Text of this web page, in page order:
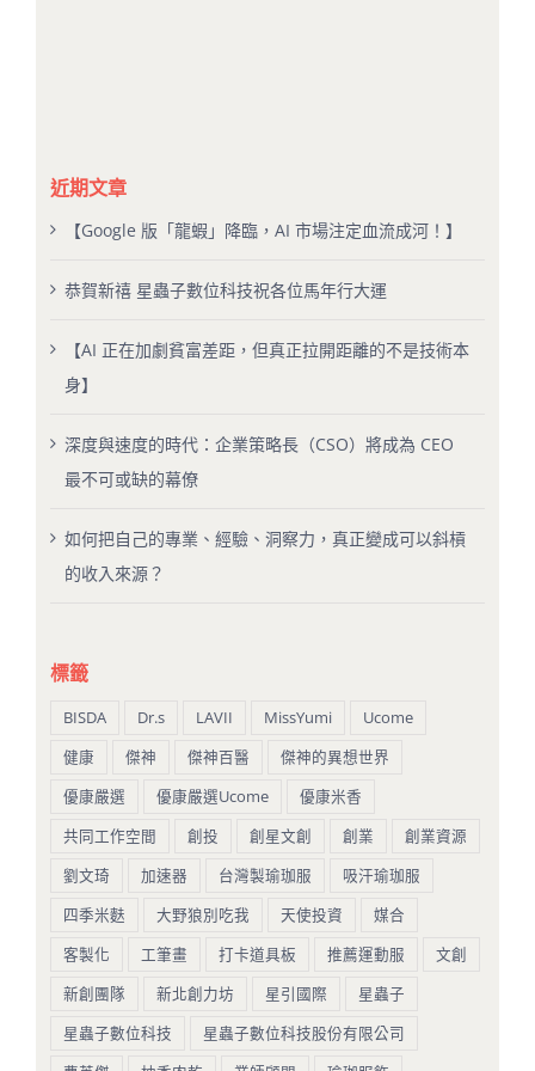
近期文章
【Google 版「龍蝦」降臨，AI 市場注定血流成河！】
恭賀新禧 星蟲子數位科技祝各位馬年行大運
【AI 正在加劇貧富差距，但真正拉開距離的不是技術本
身】
深度與速度的時代：企業策略長（CSO）將成為 CEO
最不可或缺的幕僚
如何把自己的專業、經驗、洞察力，真正變成可以斜槓
的收入來源？
標籤
BISDA Dr.s LAVII MissYumi
Ucome
健康
傑神 傑神百醫
傑神的異想世界
優康嚴選
優康嚴選Ucome
優康米香
共同工作空間
創投 創星文創 創業
創業資源
劉文琦
加速器 台灣製瑜珈服
吸汗瑜珈服
四季米麩
大野狼別吃我 天使投資
媒合
客製化
工筆畫 打卡道具板 推薦運動服
文創
新創團隊
新北創力坊 星引國際
星蟲子
星蟲子數位科技
星蟲子數位科技股份有限公司